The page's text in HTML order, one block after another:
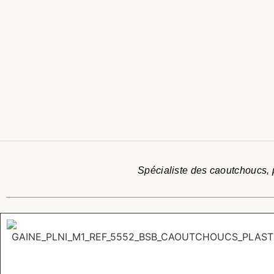
Spécialiste des caoutchoucs,